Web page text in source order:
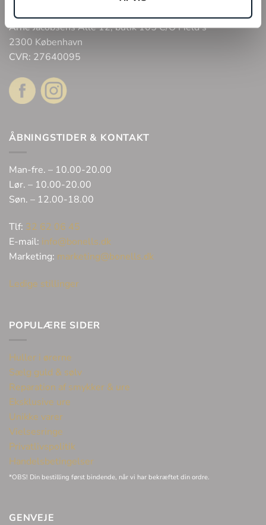
Bonell’s Smykker & Ure Fields
Arne Jacobsens Allé 12, butik 105 C/O Field’s
2300 København
CVR: 27640095
ÅBNINGSTIDER & KONTAKT
Man-fre. – 10.00-20.00
Lør. – 10.00-20.00
Søn. – 12.00-18.00
Tlf: 32 62 06 45
E-mail: info@bonells.dk
Marketing: marketing@bonells.dk
Ledige stillinger
POPULÆRE SIDER
Huller i ørerne
Sælg guld & sølv
Reparation af smykker & ure
Eksklusive ure
Unikke varer
Vielsesringe
Privatlivspolitik
Handelsbetingelser
*OBS! Din bestilling først bindende, når vi har bekræftet din ordre.
GENVEJE